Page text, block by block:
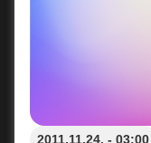
2011.11.24. - 03:00